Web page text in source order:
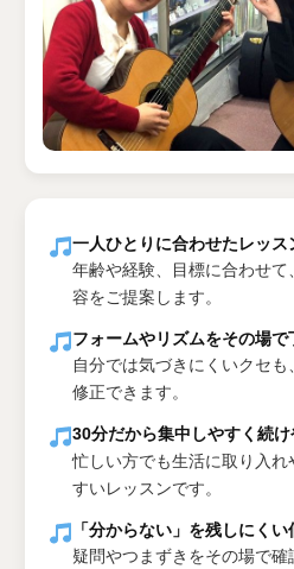
一人ひとりに合わせたレッス
年齢や経験、目標に合わせ
容をご提案します。
フォームやリズムをその場で
自分では気づきにくいクセ
修正できます。
30分だから集中しやすく続け
忙しい方でも生活に取り入
すいレッスンです。
「分からない」を残しにく
疑問やつまずきをその場で